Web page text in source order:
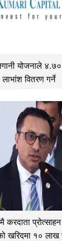
योजनाले
लाभांश वितरण गर्ने
करदाता
खरिदमा १० लाख